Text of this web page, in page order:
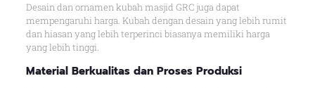
Desain dan ornamen kubah masjid GRC juga dapat
mempengaruhi harga. Kubah dengan desain yang lebih rumit
dan hiasan yang lebih terperinci biasanya memiliki harga
yang lebih tinggi.
Material Berkualitas dan Proses Produksi